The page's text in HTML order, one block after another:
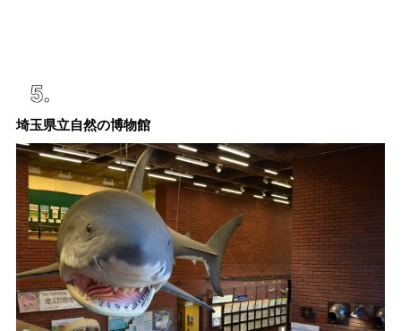
埼玉県立自然の博物館